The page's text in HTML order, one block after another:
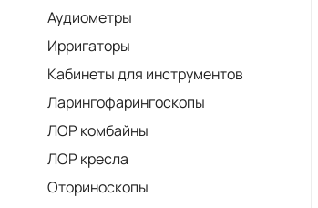
Аудиометры
Ирригаторы
Кабинеты для инструментов
Ларингофарингоскопы
ЛОР комбайны
ЛОР кресла
Оториноскопы